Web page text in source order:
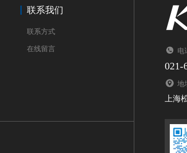
联系我们
联系方式
在线留言 电
021-
地
上海